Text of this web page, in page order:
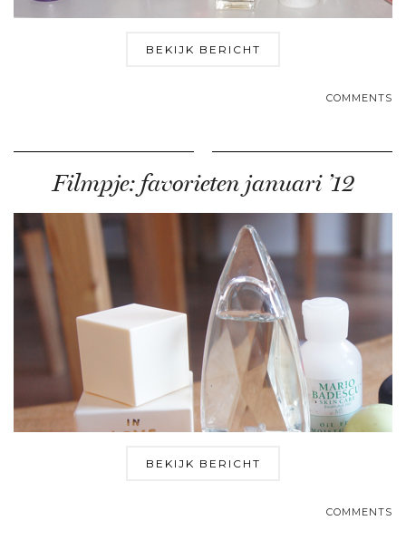
BEKIJK BERICHT
COMMENTS
Filmpje: favorieten januari ’12
BEKIJK BERICHT
COMMENTS